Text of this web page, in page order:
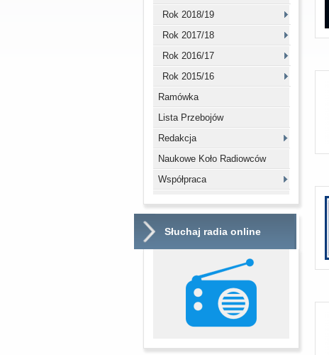
Rok 2018/19
Rok 2017/18
Rok 2016/17
Rok 2015/16
Ramówka
Lista Przebojów
Redakcja
Naukowe Koło Radiowców
Współpraca
Słuchaj radia online